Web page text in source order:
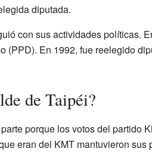
diputada.
con sus actividades políticas.
En 1992, fue reelegido
de Taipéi?
porque los votos del partido
eran del KMT mantuvieron sus